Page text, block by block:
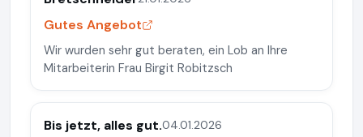
Gutes Angebot
Wir wurden sehr gut beraten, ein Lob an Ihre
Mitarbeiterin Frau Birgit Robitzsch
Bis jetzt, alles gut.04.01.2026